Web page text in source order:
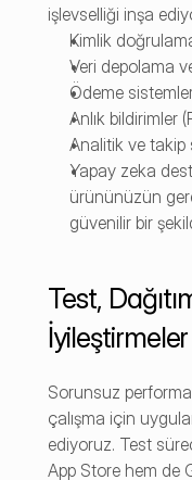
işlevselliği inşa
Kimlik
Veri depolama
Ödeme
Anlık bildirimler
Analitik ve takip
Yapay zeka
ürününüzün
güvenilir bir
Test,
İyileştirmeler
Sorunsuz
çalışma için
ediyoruz. Test
App Store hem de